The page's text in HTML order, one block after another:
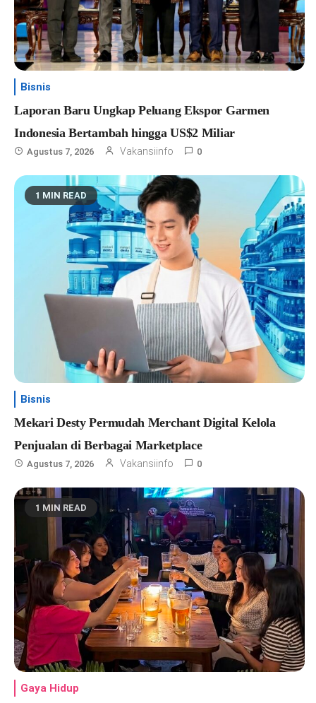
Bisnis
Laporan Baru Ungkap Peluang Ekspor Garmen
Indonesia Bertambah hingga US$2 Miliar
Agustus 7, 2026 Vakansiinfo 0
1 MIN READ
Bisnis
Mekari Desty Permudah Merchant Digital Kelola
Penjualan di Berbagai Marketplace
Agustus 7, 2026 Vakansiinfo 0
1 MIN READ
Gaya Hidup